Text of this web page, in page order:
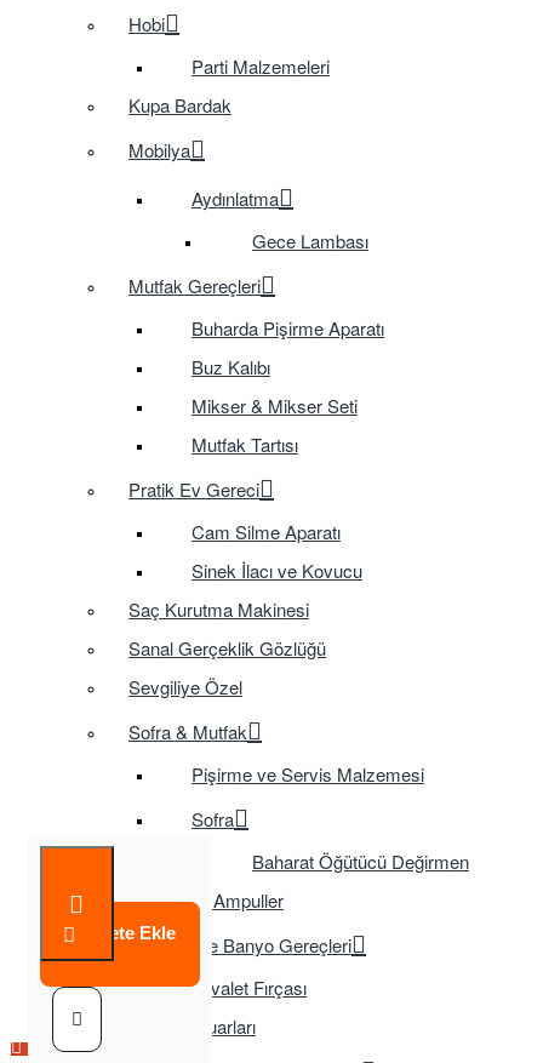
Hobi
Parti Malzemeleri
Kupa Bardak
Mobilya
Aydınlatma
Gece Lambası
Mutfak Gereçleri
Buharda Pişirme Aparatı
Buz Kalıbı
Mikser & Mikser Seti
Mutfak Tartısı
Pratik Ev Gereci
Cam Silme Aparatı
Sinek İlacı ve Kovucu
Saç Kurutma Makinesi
Sanal Gerçeklik Gözlüğü
Sevgiliye Özel
Sofra & Mutfak
Pişirme ve Servis Malzemesi
Sofra
Baharat Öğütücü Değirmen
Tasarruflu Ampuller
Temizlik ve Banyo Gereçleri
Tuvalet Fırçası
TV Aksesuarları
Sepete Ekle
Çok Satılan Ürün
Çok Satılan Ürün